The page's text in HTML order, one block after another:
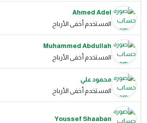
Ahmed Adel
المستخدم أخفى الأرباح
Muhammed Abdullah
المستخدم أخفى الأرباح
محمود علي
المستخدم أخفى الأرباح
Youssef Shaaban